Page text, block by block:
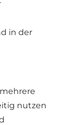
in der
nutzen